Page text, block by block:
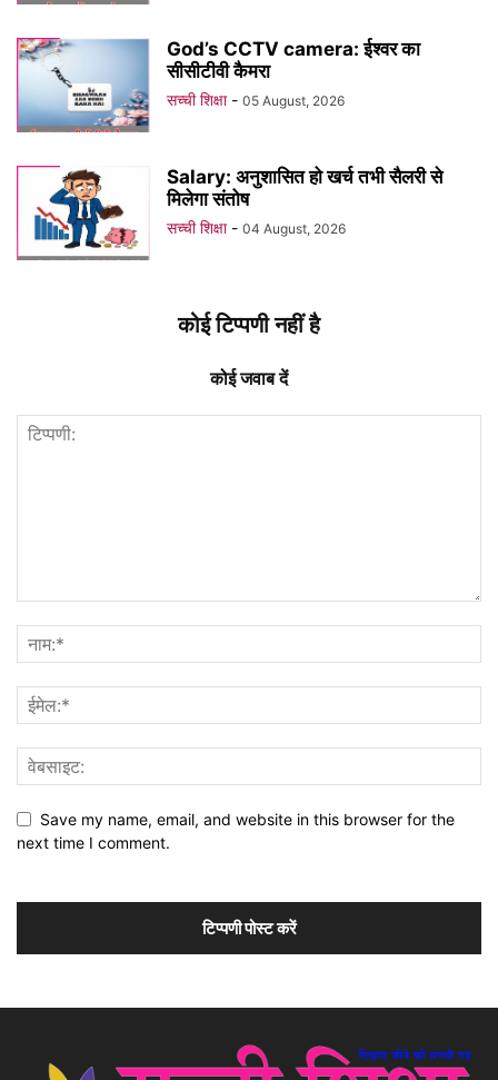
God’s CCTV camera: ईश्वर का
सीसीटीवी कैमरा
सच्ची शिक्षा - 05 August, 2026
Salary: अनुशासित हो खर्च तभी सैलरी से
मिलेगा संतोष
सच्ची शिक्षा - 04 August, 2026
कोई टिप्पणी नहीं है
कोई जवाब दें
Save my name, email, and website in this browser for the
next time I comment.